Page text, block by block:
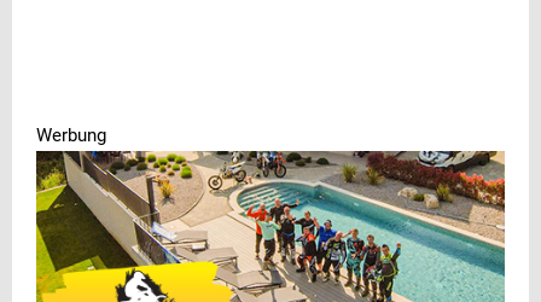
Werbung
Werbung